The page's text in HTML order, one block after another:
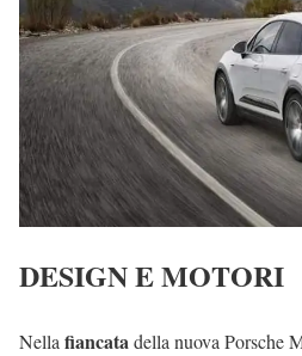
DESIGN E MOTORI
Nella fiancatadella nuova Porsche